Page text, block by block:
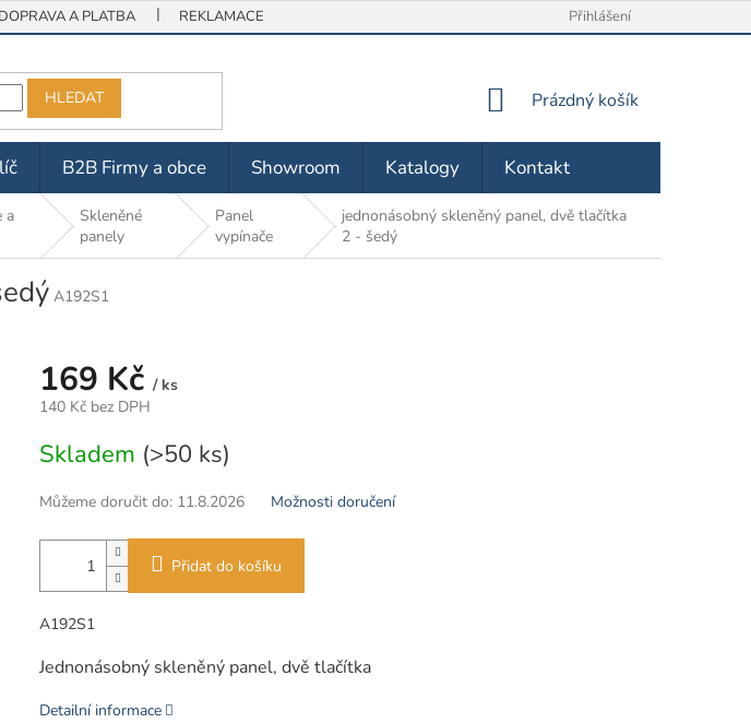
DOPRAVA A PLATBA REKLAMACE / VRÁCENÍ ZBOŽÍ OBCHODNÍ PODMÍNKY
Přihlášení
HLEDAT
NÁKUPNÍ
Prázdný košík
B2B Firmy a obce Showroom Katalogy Kontakt
a
Skleněné
panely
Panel
vypínače
jednonásobný skleněný panel, dvě tlačítka
2 - šedý
A192S1
169 Kč / ks
140 Kč bez DPH
cena:
Skladem (>50 ks)
Můžeme doručit do: 11.8.2026 Možnosti doručení
Přidat do košíku
A192S1
Jednonásobný skleněný panel, dvě tlačítka
Detailní informace